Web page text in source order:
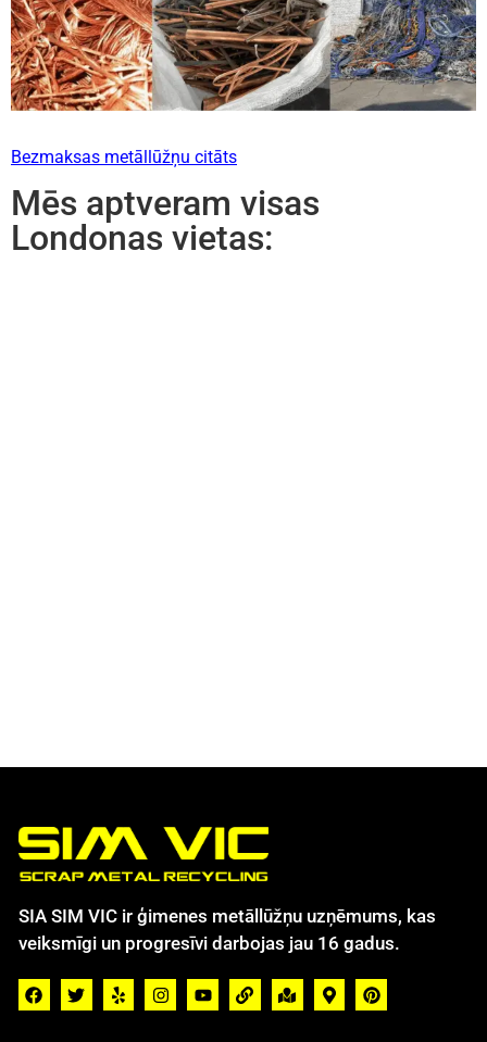
Bezmaksas metāllūžņu citāts
Mēs aptveram visas
Londonas vietas:
SIA SIM VIC ir ģimenes metāllūžņu uzņēmums, kas
veiksmīgi un progresīvi darbojas jau 16 gadus.